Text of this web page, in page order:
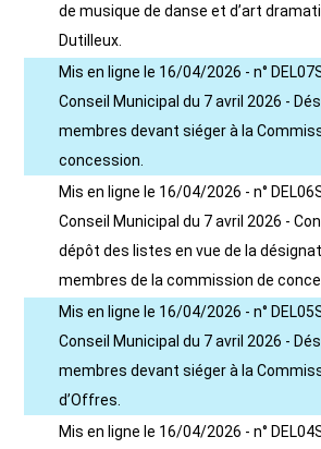
de musique de danse et d’art
Dutilleux.
Mis en ligne le 16/04/2026 - n°
Conseil Municipal du 7 avril 2026 -
membres devant siéger à la
concession.
Mis en ligne le 16/04/2026 - n°
Conseil Municipal du 7 avril 2026 -
dépôt des listes en vue de la
membres de la commission de
Mis en ligne le 16/04/2026 - n°
Conseil Municipal du 7 avril 2026 -
membres devant siéger à la
d’Offres.
Mis en ligne le 16/04/2026 - n°